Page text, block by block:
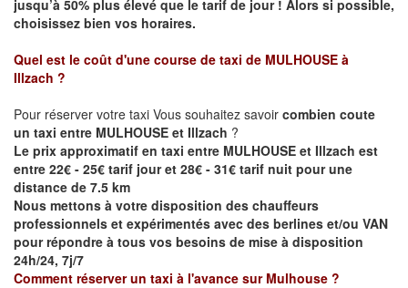
jusqu’à 50% plus élevé que le tarif de jour ! Alors si possible,
choisissez bien vos horaires.
Quel est le coût d'une course de taxi de MULHOUSE à
Illzach ?
Pour réserver votre taxi Vous souhaitez savoir combien coute
un taxi entre MULHOUSE et Illzach ?
Le prix approximatif en taxi entre MULHOUSE et Illzach est
entre 22€ - 25€ tarif jour et 28€ - 31€ tarif nuit pour une
distance de 7.5 km
Nous mettons à votre disposition des chauffeurs
professionnels et expérimentés avec des berlines et/ou VAN
pour répondre à tous vos besoins de mise à disposition
24h/24, 7j/7
Comment réserver un taxi à l'avance sur Mulhouse ?